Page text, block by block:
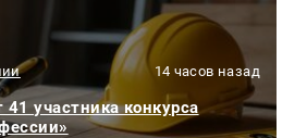
14 часов назад
участника конкурса